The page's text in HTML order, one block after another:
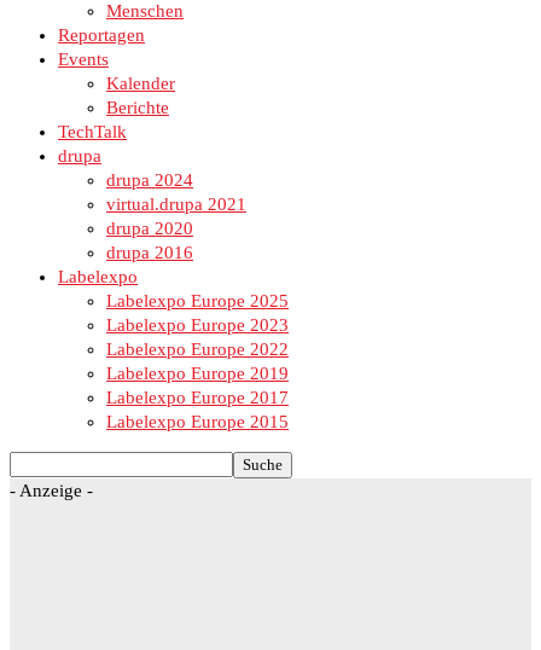
Menschen
Reportagen
Events
Kalender
Berichte
TechTalk
drupa
drupa 2024
virtual.drupa 2021
drupa 2020
drupa 2016
Labelexpo
Labelexpo Europe 2025
Labelexpo Europe 2023
Labelexpo Europe 2022
Labelexpo Europe 2019
Labelexpo Europe 2017
Labelexpo Europe 2015
- Anzeige -